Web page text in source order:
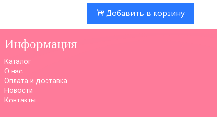
Добавить в корзину
Информация
Каталог
О нас
Оплата и доставка
Новости
Контакты